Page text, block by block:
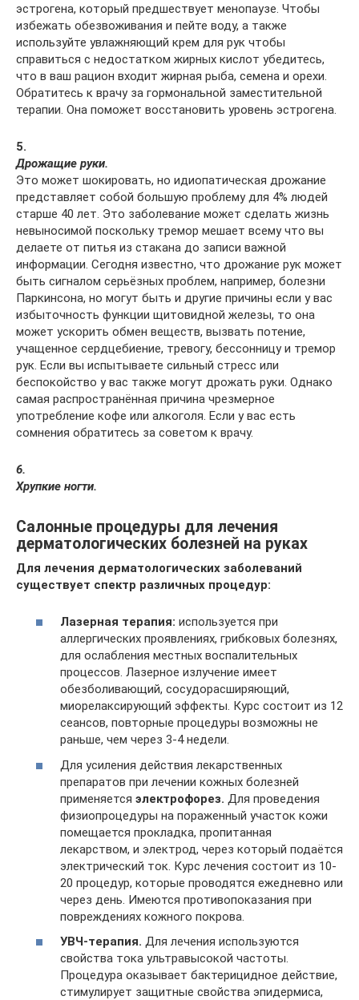
эстрогена, который предшествует менопаузе. Чтобы
избежать обезвоживания и пейте воду, а также
используйте увлажняющий крем для рук чтобы
справиться с недостатком жирных кислот убедитесь,
что в ваш рацион входит жирная рыба, семена и орехи.
Обратитесь к врачу за гормональной заместительной
терапии. Она поможет восстановить уровень эстрогена.
5.
Дрожащие руки.
Это может шокировать, но идиопатическая дрожание
представляет собой большую проблему для 4% людей
старше 40 лет. Это заболевание может сделать жизнь
невыносимой поскольку тремор мешает всему что вы
делаете от питья из стакана до записи важной
информации. Сегодня известно, что дрожание рук может
быть сигналом серьёзных проблем, например, болезни
Паркинсона, но могут быть и другие причины если у вас
избыточность функции щитовидной железы, то она
может ускорить обмен веществ, вызвать потение,
учащенное сердцебиение, тревогу, бессонницу и тремор
рук. Если вы испытываете сильный стресс или
беспокойство у вас также могут дрожать руки. Однако
самая распространённая причина чрезмерное
употребление кофе или алкоголя. Если у вас есть
сомнения обратитесь за советом к врачу.
6.
Хрупкие ногти.
Салонные процедуры для лечения
дерматологических болезней на руках
Для лечения дерматологических заболеваний
существует спектр различных процедур:
Лазерная терапия: используется при
аллергических проявлениях, грибковых болезнях,
для ослабления местных воспалительных
процессов. Лазерное излучение имеет
обезболивающий, сосудорасширяющий,
миорелаксирующий эффекты. Курс состоит из 12
сеансов, повторные процедуры возможны не
раньше, чем через 3-4 недели.
Для усиления действия лекарственных
препаратов при лечении кожных болезней
применяется электрофорез. Для проведения
физиопроцедуры на пораженный участок кожи
помещается прокладка, пропитанная
лекарством, и электрод, через который подаётся
электрический ток. Курс лечения состоит из 10-
20 процедур, которые проводятся ежедневно или
через день. Имеются противопоказания при
повреждениях кожного покрова.
УВЧ-терапия. Для лечения используются
свойства тока ультравысокой частоты.
Процедура оказывает бактерицидное действие,
стимулирует защитные свойства эпидермиса,